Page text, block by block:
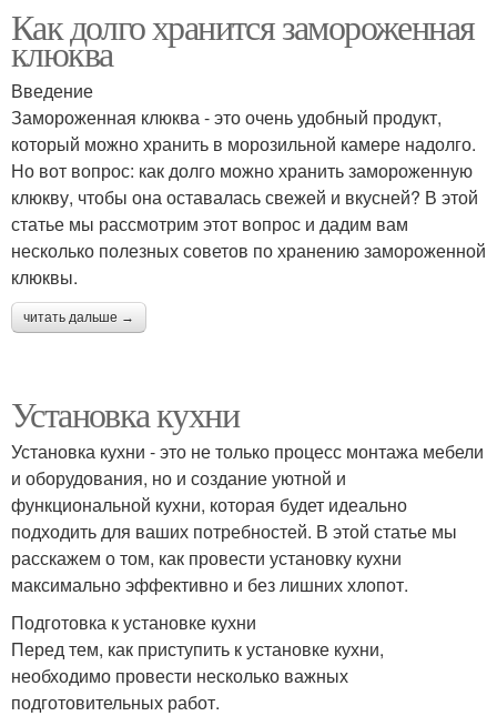
Как долго хранится замороженная
клюква
Введение
Замороженная клюква - это очень удобный продукт,
который можно хранить в морозильной камере надолго.
Но вот вопрос: как долго можно хранить замороженную
клюкву, чтобы она оставалась свежей и вкусней? В этой
статье мы рассмотрим этот вопрос и дадим вам
несколько полезных советов по хранению замороженной
клюквы.
читать дальше →
Установка кухни
Установка кухни - это не только процесс монтажа мебели
и оборудования, но и создание уютной и
функциональной кухни, которая будет идеально
подходить для ваших потребностей. В этой статье мы
расскажем о том, как провести установку кухни
максимально эффективно и без лишних хлопот.
Подготовка к установке кухни
Перед тем, как приступить к установке кухни,
необходимо провести несколько важных
подготовительных работ.